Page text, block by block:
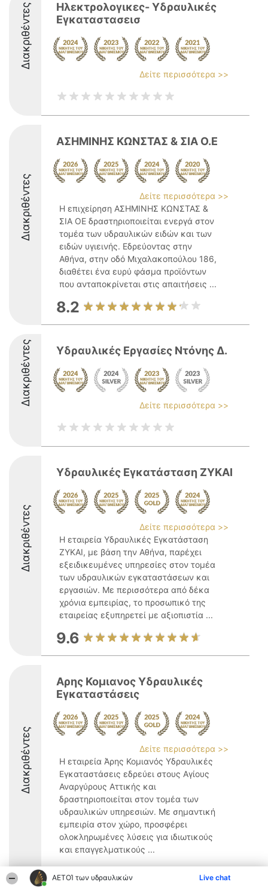
ΑΕΤΟΊ των υδραυλικών Live chat
Διακριθέντες
Ηλεκτρολογικες- Υδραυλικές
Εγκαταστασεισ
Δείτε περισσότερα >>
Διακριθέντες
ΑΣΗΜΙΝΗΣ ΚΩΝΣΤΑΣ & ΣΙΑ Ο.Ε
Δείτε περισσότερα >>
Η επιχείρηση ΑΣΗΜΙΝΗΣ ΚΩΝΣΤΑΣ &
ΣΙΑ ΟΕ δραστηριοποιείται ενεργά στον
τομέα των υδραυλικών ειδών και των
ειδών υγιεινής. Εδρεύοντας στην
Αθήνα, στην οδό Μιχαλακοπούλου 186,
διαθέτει ένα ευρύ φάσμα προϊόντων
που ανταποκρίνεται στις απαιτήσεις ...
8.2
Διακριθέντες Υδραυλικές Εργασίες Ντόνης Δ.
Δείτε περισσότερα >>
Διακριθέντες
Υδραυλικές Εγκατάσταση ΖΥΚΑΙ
Δείτε περισσότερα >>
Η εταιρεία Υδραυλικές Εγκατάσταση
ΖΥΚΑΙ, με βάση την Αθήνα, παρέχει
εξειδικευμένες υπηρεσίες στον τομέα
των υδραυλικών εγκαταστάσεων και
εργασιών. Με περισσότερα από δέκα
χρόνια εμπειρίας, το προσωπικό της
εταιρείας εξυπηρετεί με αξιοπιστία ...
9.6
Διακριθέντες
Αρης Κομιανος Υδραυλικές
Εγκαταστάσεις
Δείτε περισσότερα >>
Η εταιρεία Άρης Κομιανός Υδραυλικές
Εγκαταστάσεις εδρεύει στους Αγίους
Αναργύρους Αττικής και
δραστηριοποιείται στον τομέα των
υδραυλικών υπηρεσιών. Με σημαντική
εμπειρία στον χώρο, προσφέρει
ολοκληρωμένες λύσεις για ιδιωτικούς
και επαγγελματικούς ...
9.3